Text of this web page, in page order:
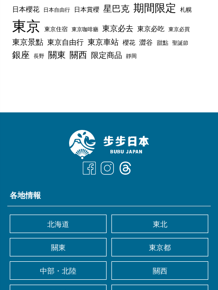
日本櫻花 日本自由行 日本賞櫻 星巴克 期間限定 札幌
東京 東京住宿 東京咖啡廳 東京必去 東京必吃 東京必買
東京景點 東京自由行 東京車站 櫻花 澀谷 甜點 聖誕節
銀座 長野 關東 關西 限定商品 靜岡
各地情報
北海道 東北
關東 東京都
中部・北陸 關西